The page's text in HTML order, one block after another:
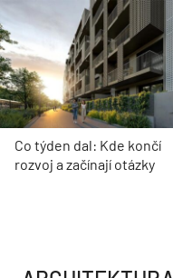
Co týden dal: Kde končí
rozvoj a začínají otázky